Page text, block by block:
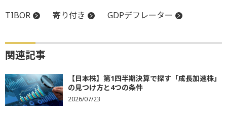
TIBOR 寄り付き GDPデフレーター
関連記事
【日本株】第1四半期決算で探す「成長加速株」
の見つけ方と4つの条件
2026/07/23